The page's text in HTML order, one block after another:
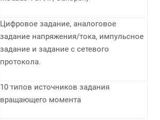
Цифровое задание, аналоговое
задание напряжения/тока, импульсное
задание и задание с сетевого
протокола.
10 типов источников задания
вращающего момента